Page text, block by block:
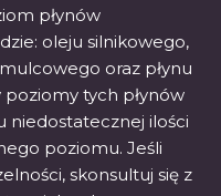
płynów
oleju silnikowego,
oraz płynu
poziomy tych płynów
niedostatecznej ilości
poziomu. Jeśli
skonsultuj się z